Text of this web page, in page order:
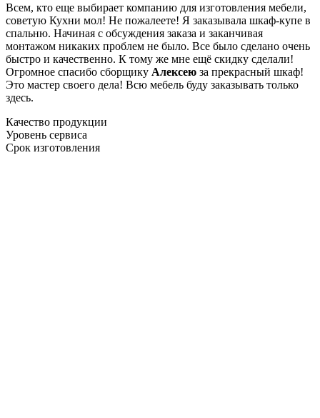
Всем, кто еще выбирает компанию для изготовления мебели,
советую Кухни мол! Не пожалеете! Я заказывала шкаф-купе в
спальню. Начиная с обсуждения заказа и заканчивая
монтажом никаких проблем не было. Все было сделано очень
быстро и качественно. К тому же мне ещё скидку сделали!
Огромное спасибо сборщику Алексею за прекрасный шкаф!
Это мастер своего дела! Всю мебель буду заказывать только
здесь.
Качество продукции
Уровень сервиса
Срок изготовления